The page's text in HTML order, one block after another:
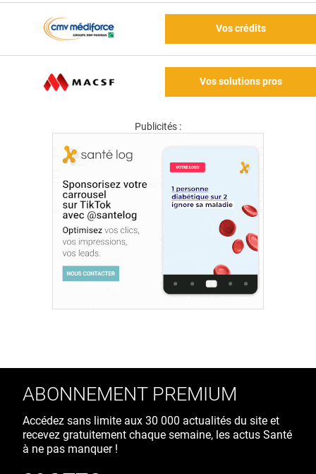
Vos crédits
Vos solutions pros
Publicités :
ABONNEMENT PREMIUM
Accédez sans limite aux 30 000 actualités du site et
recevez gratuitement chaque semaine, les actus Santé
à ne pas manquer !